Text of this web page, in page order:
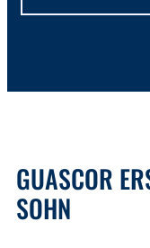
GUASCOR
SOHN